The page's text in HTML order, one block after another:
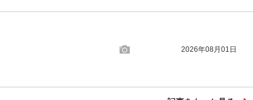
2026年08月01日